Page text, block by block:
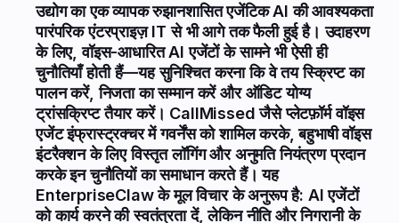
उद्योग का एक व्यापक रुझानशासित एजेंटिक AI की आवश्यकता
पारंपरिक एंटरप्राइज़ IT से भी आगे तक फैली हुई है। उदाहरण
के लिए, वॉइस-आधारित AI एजेंटों के सामने भी ऐसी ही
चुनौतियाँ होती हैं—यह सुनिश्चित करना कि वे तय स्क्रिप्ट का
पालन करें, निजता का सम्मान करें और ऑडिट योग्य
ट्रांसक्रिप्ट तैयार करें। CallMissedजैसे प्लेटफ़ॉर्म वॉइस
एजेंट इंफ्रास्ट्रक्चर में गवर्नेंस को शामिल करके, बहुभाषी वॉइस
इंटरैक्शन के लिए विस्तृत लॉगिंग और अनुमति नियंत्रण प्रदान
करके इन चुनौतियों का समाधान करते हैं। यह
EnterpriseClaw के मूल विचार के अनुरूप है: AI एजेंटों
को कार्य करने की स्वतंत्रता दें, लेकिन नीति और निगरानी के